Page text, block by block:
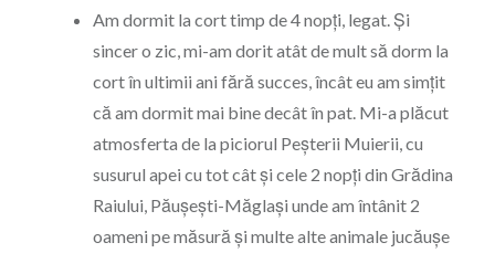
Am dormit la cort timp de 4 nopți, legat. Și
sincer o zic, mi-am dorit atât de mult să dorm la
cort în ultimii ani fără succes, încât eu am simțit
că am dormit mai bine decât în pat. Mi-a plăcut
atmosferta de la piciorul Peșterii Muierii, cu
susurul apei cu tot cât și cele 2 nopți din Grădina
Raiului, Păușești-Măglași unde am întânit 2
oameni pe măsură și multe alte animale jucăușe